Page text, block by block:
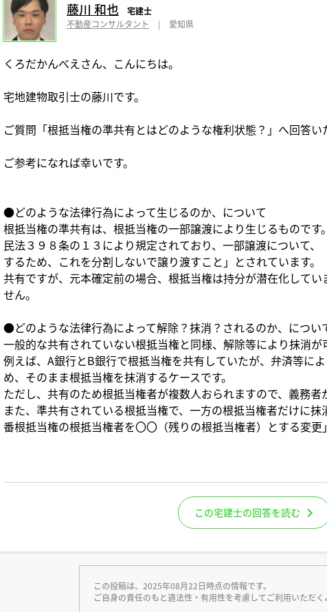
藤川 和也
宅建士
不動産コンサルタント
| 愛知県
くろだかんべえさん、こんにちは。
宅地建物取引士の藤川です。
ご質問「根抵当権の準共有とはどのような権利状態？」へ回答い
ご参考になれば幸いです。
●どのような法律行為によって生じるのか、について
根抵当権の準共有は、根抵当権の一部譲渡により生じるものです。
民法３９８条の１３により規定されており、一部譲渡について
するため、これを分割しないで譲り渡すこと」とされています。
共有ですが、元本確定前の場合、根抵当権は持分が潜在化して
せん。
●どのような法律行為によって解除？抹消？されるのか、につい
一般的な共有されていない根抵当権と同様、解除等により抹消が
例えば、A銀行とB銀行で根抵当権を共有していたが、弁済等に
め、そのまま根抵当権を抹消するケースです。
ただし、共有のため根抵当権者が複数人おられますので、義務者
また、準共有されている根抵当権で、一方の根抵当権者だけに
番根抵当権の根抵当権者を〇〇（残りの根抵当権者）とする変更
この宅建士の回答を読む
この投稿は、2025年08月22日時点の情報です。
ご自身の責任のもと適法性・有用性を考慮してご利用いただく